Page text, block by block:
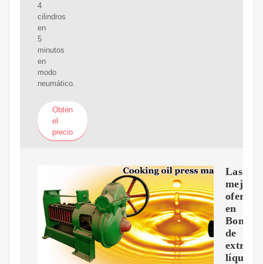
4
cilindros
en
5
minutos
en
modo
neumático.
Obtén
el
precio
Las
mejores
ofertas
en
Bomba
de
líquido